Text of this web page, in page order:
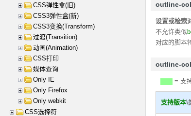
outline-
设置或检索
不允许类似
对应的脚本
outline-
= 支
支持版本\
CSS弹性盒(旧)
CSS3弹性盒(新)
CSS3变换(Transform)
过渡(Transition)
动画(Animation)
CSS打印
媒体查询
Only IE
Only Firefox
Only webkit
CSS选择符